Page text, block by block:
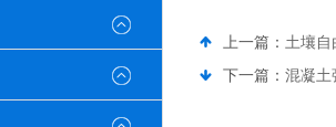
上一篇： 土壤自
下一篇： 混凝土